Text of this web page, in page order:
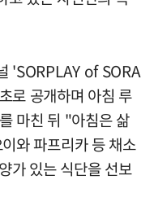
'SORPLAY of SORA
로 공개하며 아침 루
마친 뒤 "아침은 삶
와 파프리카 등 채소
가 있는 식단을 선보